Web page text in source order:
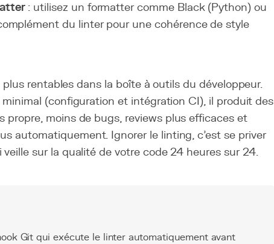
: utilisez un formatter comme Black (Python) ou
du linter pour une cohérence de style
rentables dans la boîte à outils du développeur.
(configuration et intégration CI), il produit des
propre, moins de bugs, reviews plus efficaces et
automatiquement. Ignorer le linting, c'est se priver
sur la qualité de votre code 24 heures sur 24.
Git qui exécute le linter automatiquement avant